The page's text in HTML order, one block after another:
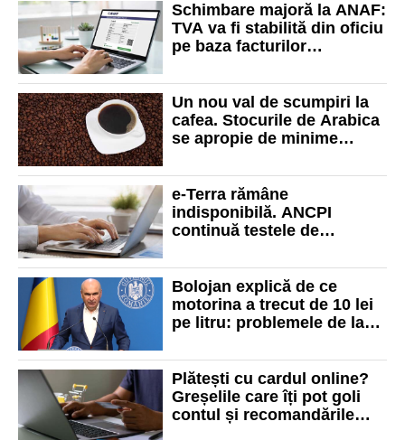
Schimbare majoră la ANAF:
TVA va fi stabilită din oficiu
pe baza facturilor
Un nou val de scumpiri la
cafea. Stocurile de Arabica
se apropie de minime
e-Terra rămâne
indisponibilă. ANCPI
continuă testele de
ransomware din iulie
Bolojan explică de ce
motorina a trecut de 10 lei
pe litru: problemele de la
întârziate
Plătești cu cardul online?
Greșelile care îți pot goli
contul și recomandările